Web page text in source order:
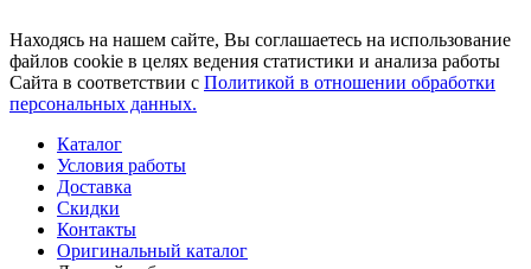
Находясь на нашем сайте, Вы соглашаетесь на использование
файлов cookie в целях ведения статистики и анализа работы
Сайта в соответствии с Политикой в отношении обработки
персональных данных.
Каталог
Условия работы
Доставка
Скидки
Контакты
Оригинальный каталог